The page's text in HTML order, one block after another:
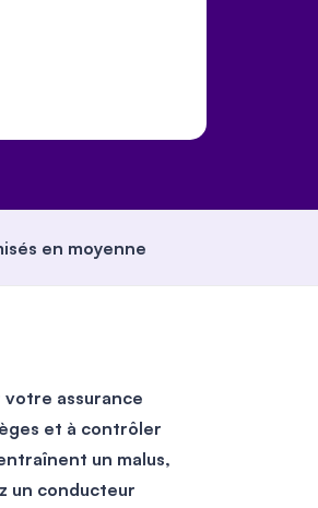
en moyenne
assurance
et à contrôler
un malus,
un conducteur